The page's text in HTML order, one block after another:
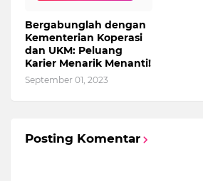
Bergabunglah dengan
Kementerian Koperasi
dan UKM: Peluang
Karier Menarik Menanti!
September 01, 2023
Posting Komentar